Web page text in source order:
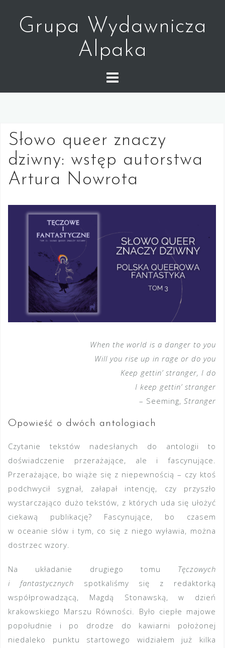
contentGrupa Wydawnicza
Alpaka
Słowo queer znaczy
dziwny: wstęp autorstwa
Artura Nowrota
When the world is a danger to you
Will you rise up in rage or do you
Keep gettin’ stranger, I do
I keep gettin’ stranger
– Seeming, Stranger
Opowieść o dwóch antologiach
Czytanie tekstów nadesłanych do antologii to
doświadczenie przerażające, ale i fascynujące.
Przerażające, bo wiąże się z niepewnością – czy ktoś
podchwycił sygnał, załapał intencję, czy przyszło
wystarczająco dużo tekstów, z których uda się ułożyć
ciekawą publikację? Fascynujące, bo czasem
w oceanie słów i tym, co się z niego wyławia, można
dostrzec wzory.
Na układanie drugiego tomu Tęczowych
i fantastycznych spotkaliśmy się z redaktorką
współprowadzącą, Magdą Stonawską, w dzień
krakowskiego Marszu Równości. Było ciepłe majowe
popołudnie i po drodze do kawiarni położonej
niedaleko punktu startowego widziałem już kilka